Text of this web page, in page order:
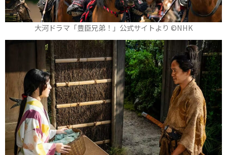
大河ドラマ「豊臣兄弟！」公式サイトより ©️NHK